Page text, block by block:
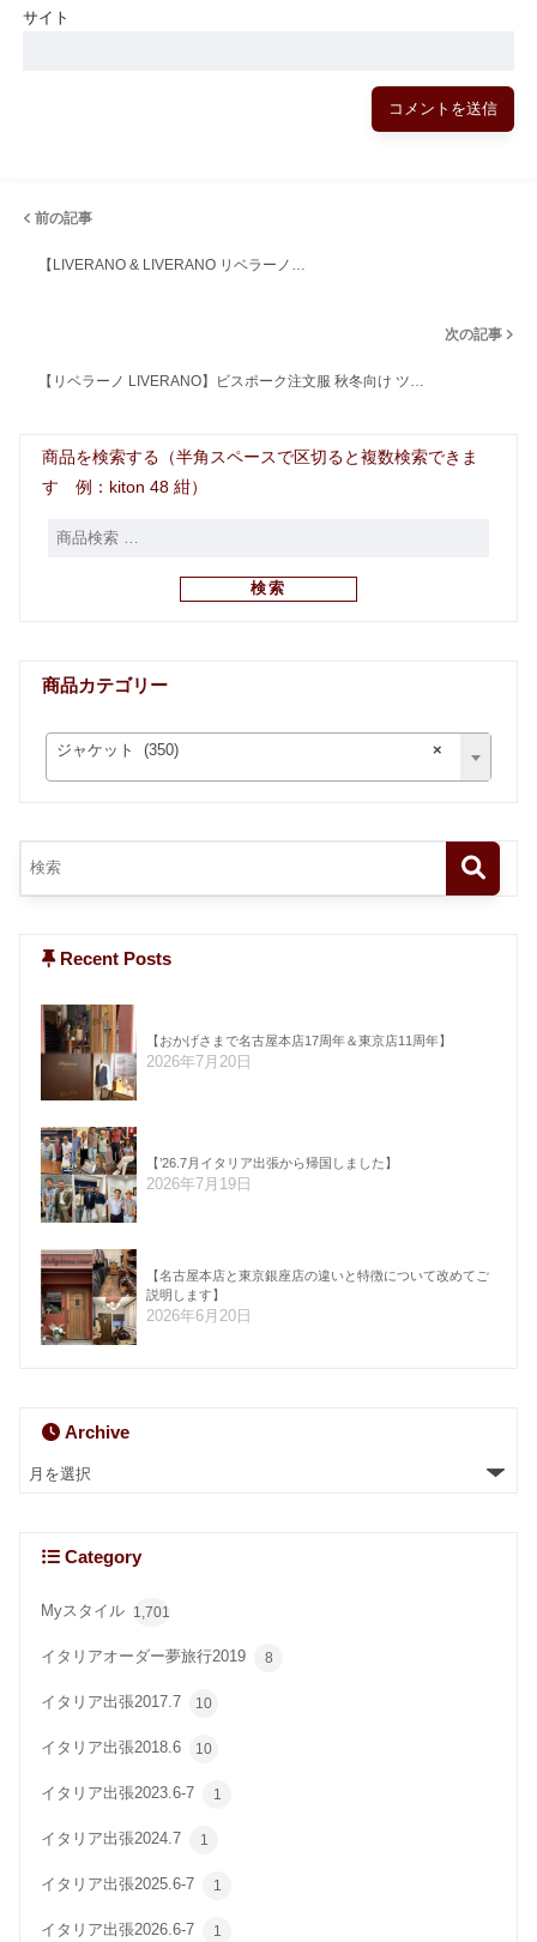
サイト
前の記事
【LIVERANO & LIVERANO リベラーノ…
次の記事
【リベラーノ LIVERANO】ビスポーク注文服 秋冬向け ツ…
商品を検索する（半角スペースで区切ると複数検索できま
す 例：kiton 48 紺）
検索
商品カテゴリー
×
ジャケット (350)
Recent Posts
【おかげさまで名古屋本店17周年＆東京店11周年】
2026年7月20日
【’26.7月イタリア出張から帰国しました】
2026年7月19日
【名古屋本店と東京銀座店の違いと特徴について改めてご
説明します】
2026年6月20日
Archive
Category
Myスタイル 1,701
イタリアオーダー夢旅行2019 8
イタリア出張2017.7 10
イタリア出張2018.6 10
イタリア出張2023.6-7 1
イタリア出張2024.7 1
イタリア出張2025.6-7 1
イタリア出張2026.6-7 1